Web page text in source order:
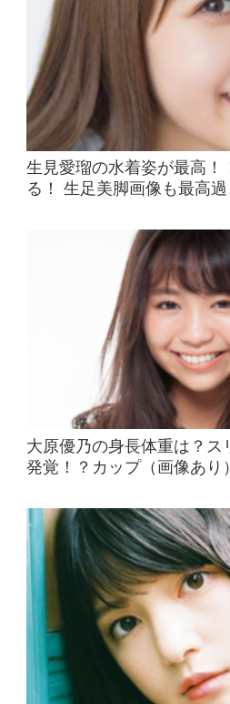
生見愛瑠の水着姿が最高！
る！ 生足美脚画像も最高過
大原優乃の身長体重は？ス
発覚！？カップ（画像あり）